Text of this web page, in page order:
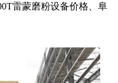
雷蒙磨粉设备价格、阜